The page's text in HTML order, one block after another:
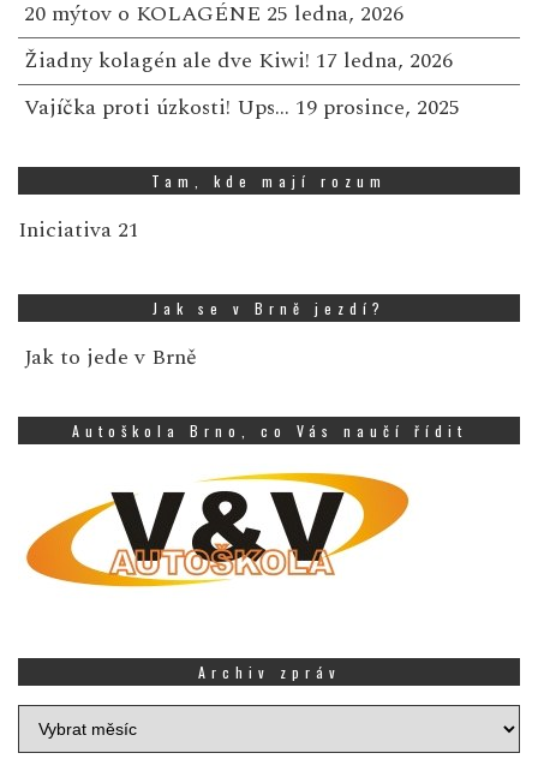
20 mýtov o KOLAGÉNE 25 ledna, 2026
Žiadny kolagén ale dve Kiwi! 17 ledna, 2026
Vajíčka proti úzkosti! Ups… 19 prosince, 2025
Tam, kde mají rozum
Iniciativa 21
Jak se v Brně jezdí?
Jak to jede v Brně
Autoškola Brno, co Vás naučí řídit
Archiv zpráv
Archiv
zpráv